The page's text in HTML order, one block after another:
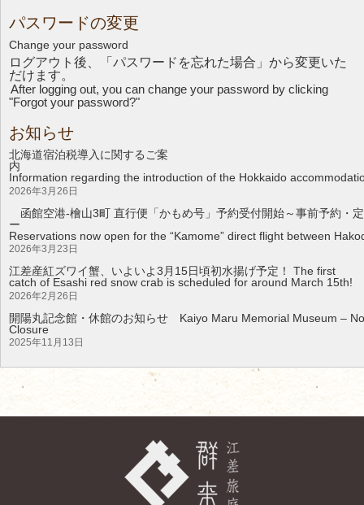
パスワードの変更
Change your password
ログアウト後、「パスワードを忘れた場合」から変更いた
だけます。
After logging out, you can change your password by clicking
"Forgot your password?"
お知らせ
北海道宿泊税導入に関するご案
Information regarding the introduction of the Hokkaido
2026年3月26日
函館空港-檜山3町 直行便「かもめ号」予約受付開始～事前予約・
Reservations now open for the “Kamome” direct flight between
2026年3月23日
江差産紅ズワイ蟹、いよいよ3月15日頃初水揚げ予定！ The first
catch of Esashi red snow crab is scheduled for around March 15th!
2026年2月26日
開陽丸記念館・休館のお知らせ Kaiyo Maru Memorial Museum –
2025年11月13日